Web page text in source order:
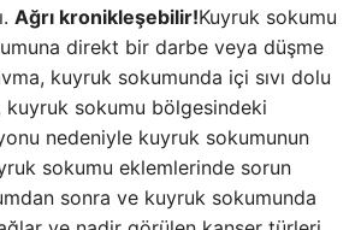
Ağrı kronikleşebilir!Kuyruk sokumu
direkt bir darbe veya düşme
kuyruk sokumunda içi sıvı dolu
kuyruk sokumu bölgesindeki
nedeniyle kuyruk sokumunun
sokumu eklemlerinde sorun
sonra ve kuyruk sokumunda